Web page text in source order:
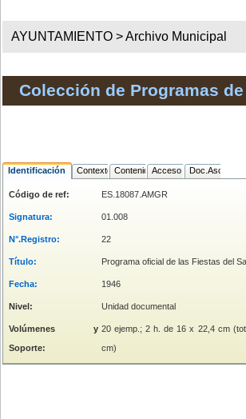
AYUNTAMIENTO >Archivo Municipal
Colección de Programas
Identificación Contexto ContenidoAcceso Doc.Asociada
Código de ref: ES.18087.AMGR
Signatura: 01.008
N°.Registro: 22
Título: Programa oficial de las Fiestas del
Fecha: 1946
Nivel: Unidad documental
Volúmenes y
Soporte:
20 ejemp.; 2 h. de 16 x 22,4 cm
cm)